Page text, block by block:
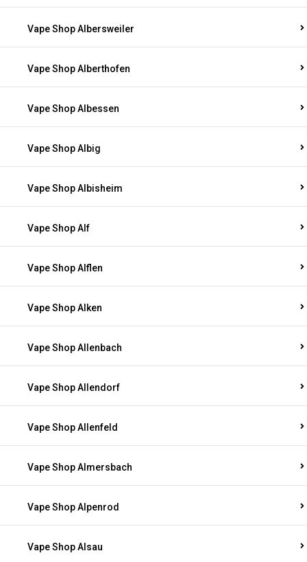
Vape Shop Albersweiler
Vape Shop Alberthofen
Vape Shop Albessen
Vape Shop Albig
Vape Shop Albisheim
Vape Shop Alf
Vape Shop Alflen
Vape Shop Alken
Vape Shop Allenbach
Vape Shop Allendorf
Vape Shop Allenfeld
Vape Shop Almersbach
Vape Shop Alpenrod
Vape Shop Alsau